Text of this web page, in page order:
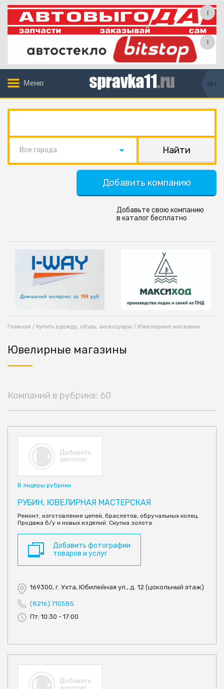
Меню 16+
Все города
Добавить компанию
Добавьте свою компанию
в каталог бесплатно
Главная / Купить одежду, обувь, аксессуары / Ювелирные магазины
Ювелирные магазины
Компаний в рубрике: 60
В лидеры рубрики
РУБИН, ЮВЕЛИРНАЯ МАСТЕРСКАЯ
Ремонт, изготовление цепей, браслетов, обручальных колец.
Продажа б/у и новых изделий. Скупка золота.
Добавить фотографии
товаров и услуг
169300, г. Ухта, Юбилейная ул., д. 12 (цокольный этаж)
(8216) 710585
Пт: 10:30 - 17:00